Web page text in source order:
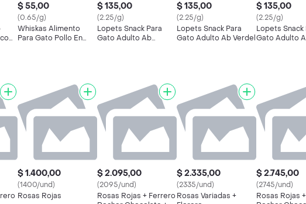
$ 55,00
(0.65/g)
Whiskas Alimento
Para Gato Pollo En
$ 135,00
(2.25/g)
Lopets Snack Para
Gato Adulto Ab
$ 135,00
(2.25/g)
Lopets Snack Para
Gato Adulto Ab Verdel
$ 135,00
(2.25/g)
Lopets Snack
Gato Adulto
$ 1.400,00
(1400/und)
Rosas Rojas
$ 2.095,00
(2095/und)
Rosas Rojas + Ferrero
$ 2.335,00
(2335/und)
Rosas Variadas +
$ 2.745,00
(2745/und)
Rosas Rojas